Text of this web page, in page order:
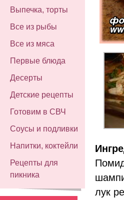
Выпечка, торты
Все из рыбы
Все из мяса
Первые блюда
Десерты
Детские рецепты
Готовим в СВЧ
Соусы и подливки
Напитки, коктейли
Рецепты для
пикника
лук